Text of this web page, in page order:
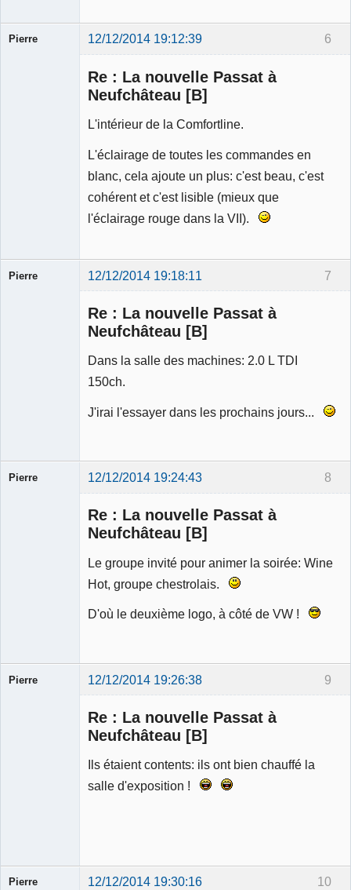
6
Pierre 12/12/2014 19:12:39
Re : La nouvelle Passat à
Neufchâteau [B]
L'intérieur de la Comfortline.
L'éclairage de toutes les commandes en
blanc, cela ajoute un plus: c'est beau, c'est
cohérent et c'est lisible (mieux que
l'éclairage rouge dans la VII).
7
Pierre 12/12/2014 19:18:11
Re : La nouvelle Passat à
Neufchâteau [B]
Dans la salle des machines: 2.0 L TDI
150ch.
J'irai l'essayer dans les prochains jours...
8
Pierre 12/12/2014 19:24:43
Re : La nouvelle Passat à
Neufchâteau [B]
Le groupe invité pour animer la soirée: Wine
Hot, groupe chestrolais.
D'où le deuxième logo, à côté de VW !
9
Pierre 12/12/2014 19:26:38
Re : La nouvelle Passat à
Neufchâteau [B]
Ils étaient contents: ils ont bien chauffé la
salle d'exposition !
10
Pierre 12/12/2014 19:30:16